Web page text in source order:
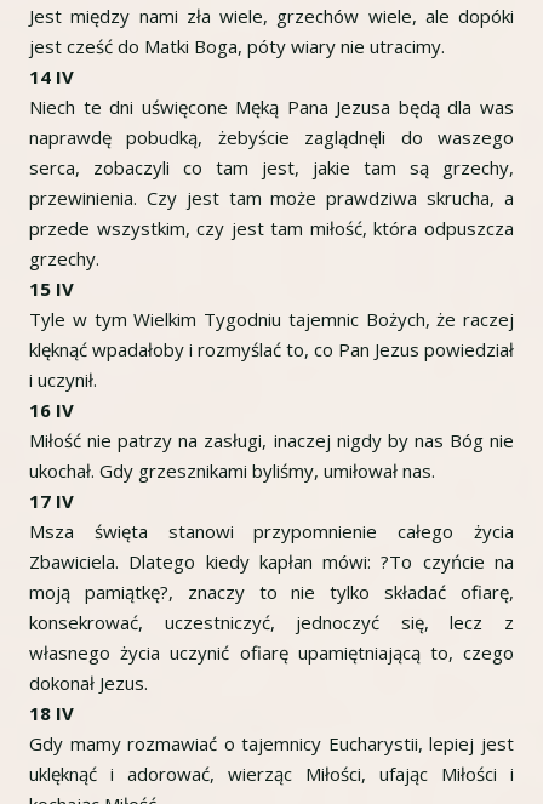
Jest między nami zła wiele, grzechów wiele, ale dopóki
jest cześć do Matki Boga, póty wiary nie utracimy.
14 IV
Niech te dni uświęcone Męką Pana Jezusa będą dla was
naprawdę pobudką, żebyście zaglądnęli do waszego
serca, zobaczyli co tam jest, jakie tam są grzechy,
przewinienia. Czy jest tam może prawdziwa skrucha, a
przede wszystkim, czy jest tam miłość, która odpuszcza
grzechy.
15 IV
Tyle w tym Wielkim Tygodniu tajemnic Bożych, że raczej
klęknąć wpadałoby i rozmyślać to, co Pan Jezus powiedział
i uczynił.
16 IV
Miłość nie patrzy na zasługi, inaczej nigdy by nas Bóg nie
ukochał. Gdy grzesznikami byliśmy, umiłował nas.
17 IV
Msza święta stanowi przypomnienie całego życia
Zbawiciela. Dlatego kiedy kapłan mówi: ?To czyńcie na
moją pamiątkę?, znaczy to nie tylko składać ofiarę,
konsekrować, uczestniczyć, jednoczyć się, lecz z
własnego życia uczynić ofiarę upamiętniającą to, czego
dokonał Jezus.
18 IV
Gdy mamy rozmawiać o tajemnicy Eucharystii, lepiej jest
uklęknąć i adorować, wierząc Miłości, ufając Miłości i